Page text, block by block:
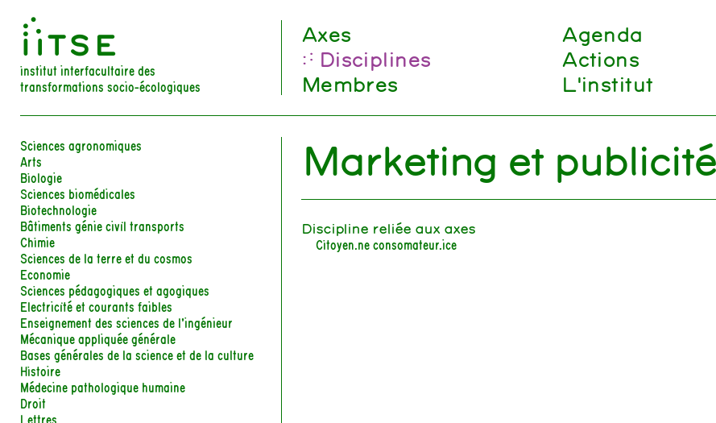
󰀀
institut interfacultaire des
transformations socio-écologiques
Axes
Disciplines
Membres
Agenda
Actions
L'institut
Sciences agronomiques
Arts
Biologie
Sciences biomédicales
Biotechnologie
Bâtiments génie civil transports
Chimie
Sciences de la terre et du cosmos
Economie
Sciences pédagogiques et agogiques
Electricité et courants faibles
Enseignement des sciences de l’ingénieur
Mécanique appliquée générale
Bases générales de la science et de la culture
Histoire
Médecine pathologique humaine
Droit
Lettres
Marketing et publicité
Discipline reliée aux axes
Citoyen.ne consomateur.ice